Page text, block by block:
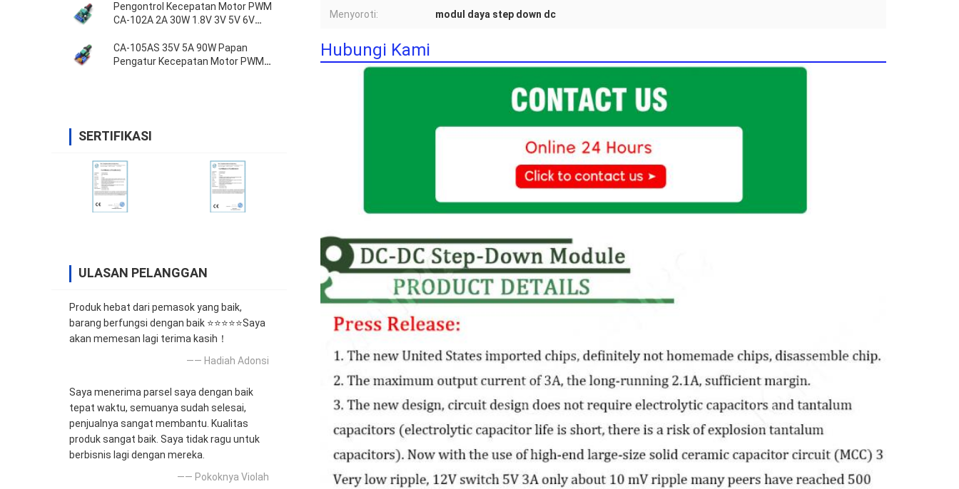
Pengontrol Kecepatan Motor PWM
CA-102A 2A 30W 1.8V 3V 5V 6V
CA-105AS 35V 5A 90W Papan
Pengatur Kecepatan Motor PWM
SERTIFIKASI
ULASAN PELANGGAN
Produk hebat dari pemasok yang baik,
barang berfungsi dengan baik ⭐⭐⭐⭐⭐Saya
akan memesan lagi terima kasih！
—— Hadiah Adonsi
Saya menerima parsel saya dengan baik
tepat waktu, semuanya sudah selesai,
penjualnya sangat membantu. Kualitas
produk sangat baik. Saya tidak ragu untuk
berbisnis lagi dengan mereka.
—— Pokoknya Violah
Menyoroti: modul daya step down dc
Hubungi Kami